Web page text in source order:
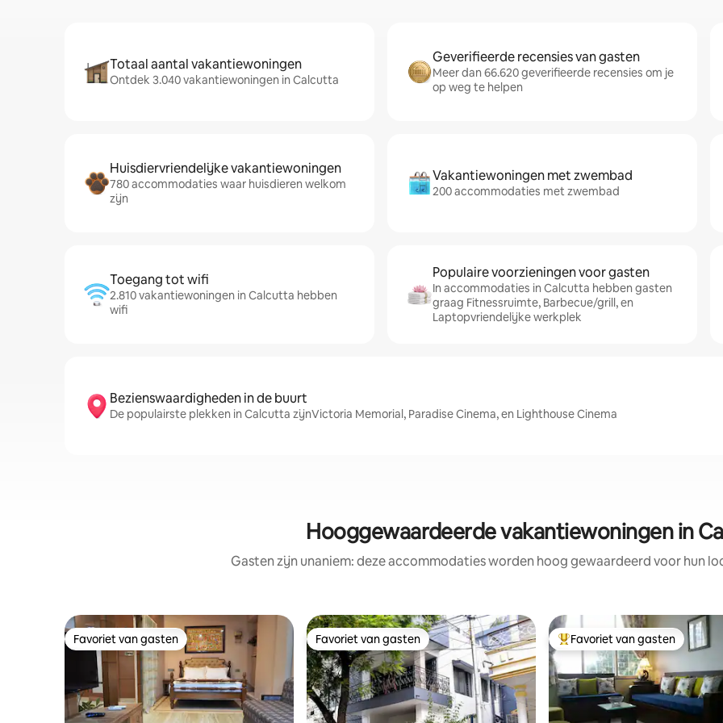
Totaal aantal vakantiewoningen
Ontdek 3.040 vakantiewoningen in Calcutta
Geverifieerde recensies van gasten
Meer dan 66.620 geverifieerde recensies om je
op weg te helpen
Huisdiervriendelijke vakantiewoningen
780 accommodaties waar huisdieren welkom
zijn
Vakantiewoningen met zwembad
200 accommodaties met zwembad
Toegang tot wifi
2.810 vakantiewoningen in Calcutta hebben
wifi
Populaire voorzieningen voor gasten
In accommodaties in Calcutta hebben gasten
graag Fitnessruimte, Barbecue/grill, en
Laptopvriendelijke werkplek
Bezienswaardigheden in de buurt
De populairste plekken in Calcutta zijnVictoria Memorial, Paradise Cinema, en Lighthouse Cinema
Hooggewaardeerde vakantiewoningen in
Gasten zijn unaniem: deze accommodaties worden hoog gewaardeerd voor hun
Favoriet van gasten
Favoriet van gasten Favoriet van gasten
Favoriet van gasten Topfavoriet van gasten
Favoriet van gasten